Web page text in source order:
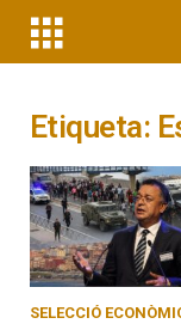
Etiqueta:
SELECCIÓ